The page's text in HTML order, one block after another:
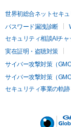
世界初総合ネットセキュ
パスワード漏洩診断
セキュリティ相談AIチャ
実在証明・盗聴対策
サイバー攻撃対策（
サイバー攻撃対策（GMO
セキュリティ事業の軌跡